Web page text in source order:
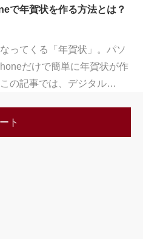
で年賀状を作る方法とは？
ってくる「年賀状」。パソ
だけで簡単に年賀状が作
の記事では、デジタル…
ト